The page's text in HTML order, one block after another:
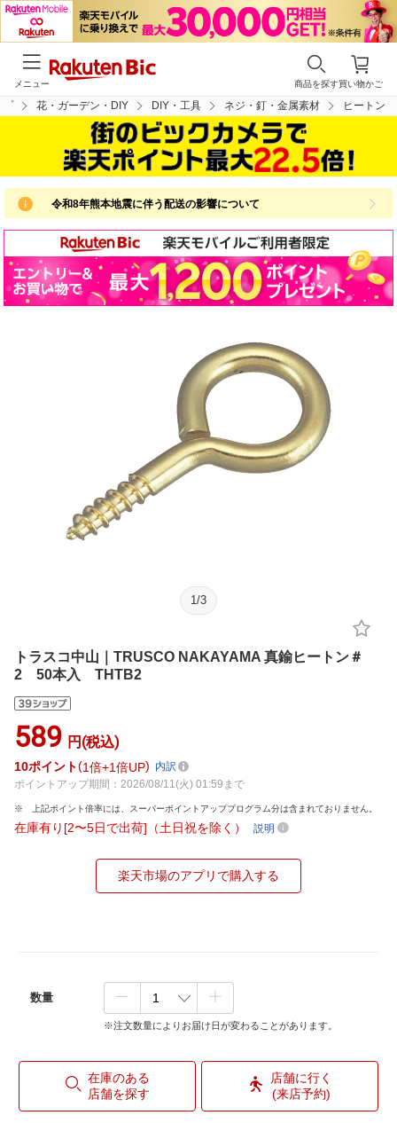
買い物かご
商品を探す
メニュー
プ 花・ガーデン・DIY DIY・工具 ネジ・釘・金属素材 ヒートン
令和8年熊本地震に伴う配送の影響について
1 /3
トラスコ中山｜TRUSCO NAKAYAMA 真鍮ヒートン＃
2 50本入 THTB2
589 円(税込)
10ポイント 1倍 1倍UP
内訳
ポイントアップ期間：2026/08/11(火) 01:59まで
上記ポイント倍率には、スーパーポイントアッププログラム分は含まれておりません。
在庫有り[2〜5日で出荷]（土日祝を除く） 説明
楽天市場のアプリで購入する
数量
※注文数量によりお届け日が変わることがあります。
在庫のある
店舗を探す
店舗に行く
(来店予約)